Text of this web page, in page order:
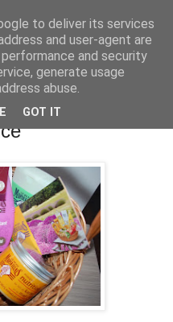
5 premii x
to deliver its services
and user-agent are
and security
generate usage
abuse.
GOT IT